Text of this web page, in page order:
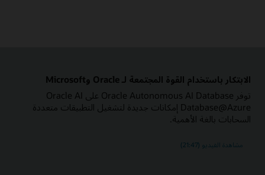
الابتكار باستخدام القوة المجتمعة لـ Oracle وMicrosoft
توفر Oracle Autonomous AI Database على Oracle AI
Database@Azure إمكانات جديدة لتشغيل التطبيقات متعددة
السحابات بالغة الأهمية.
مشاهدة الفيديو (21:47)